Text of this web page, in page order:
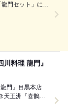
めとお伝えしま
料理 龍門』
門』目黒本店